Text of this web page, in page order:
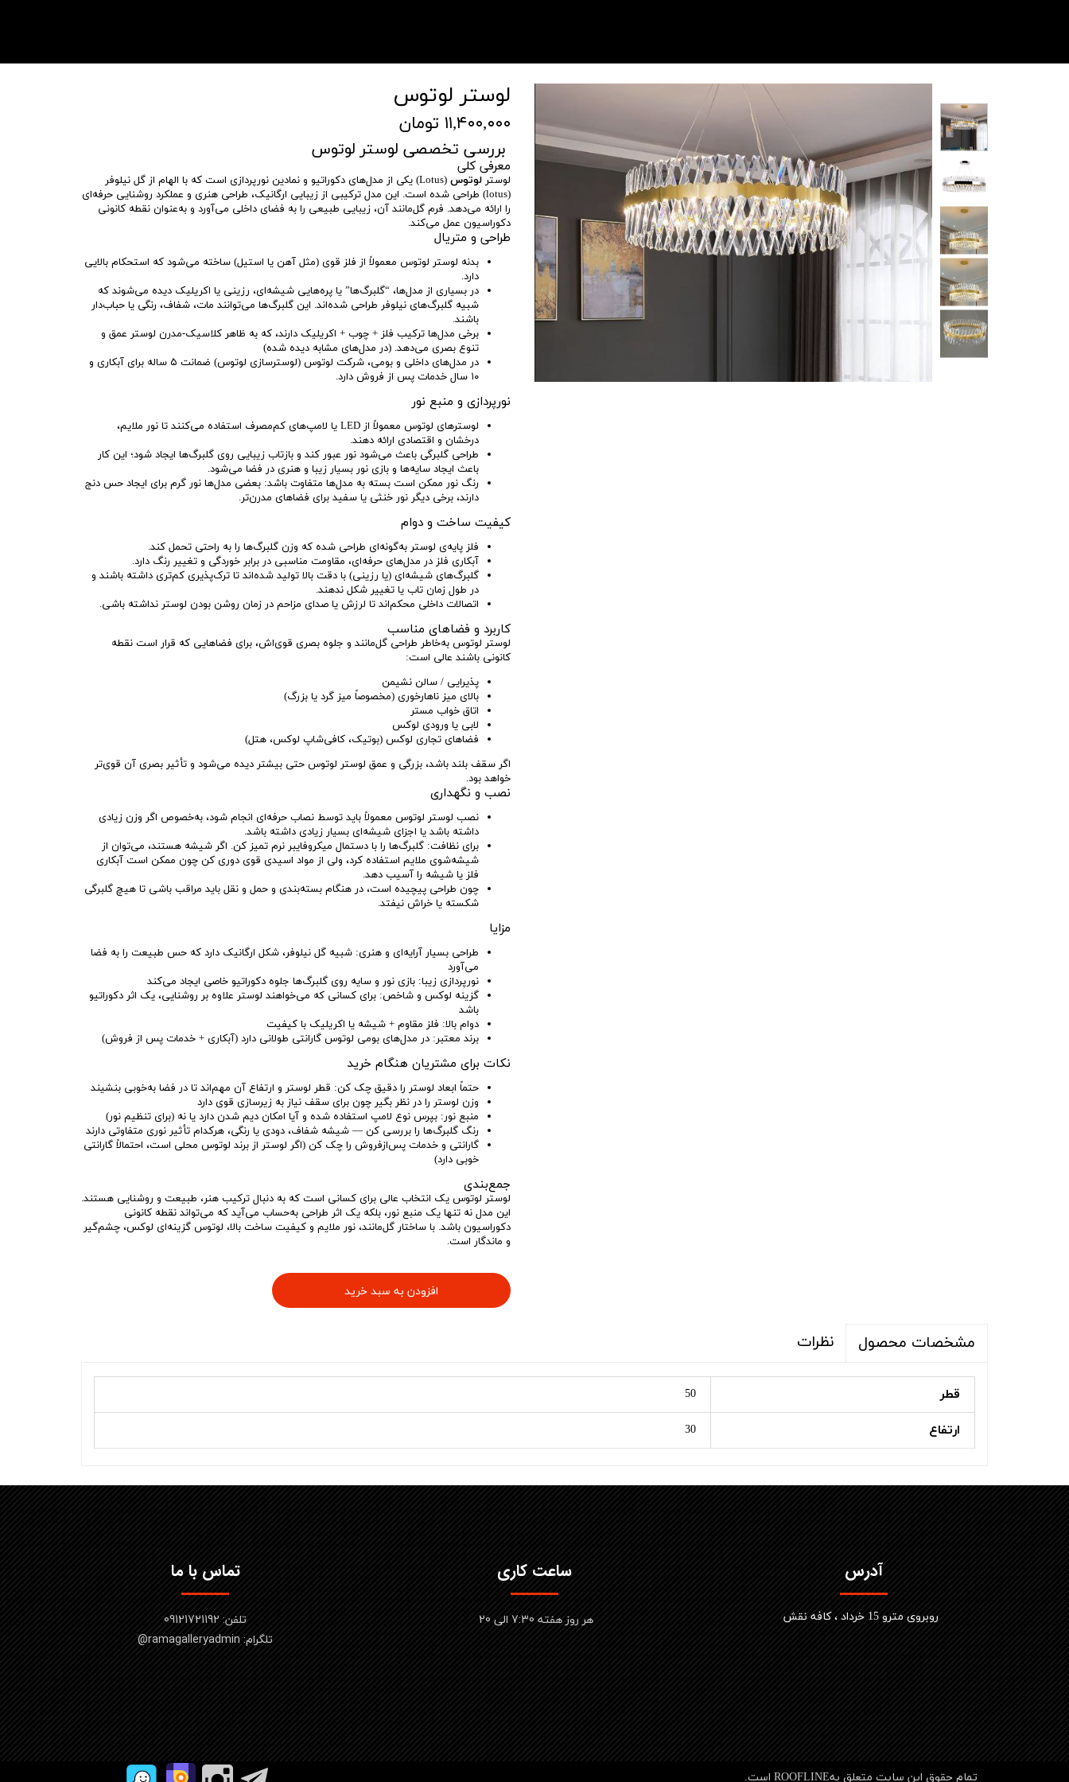
لوستر لوتوس
۱۱,۴۰۰,۰۰۰ تومان
بررسی تخصصی لوستر لوتوس
معرفی کلی
لوستر لوتوس
(Lotus) یکی از مدل‌های دکوراتیو و نمادین نورپردازی است که با الهام از گل نیلوفر
(lotus) طراحی شده است. این مدل ترکیبی از زیبایی ارگانیک، طراحی هنری و عملکرد روشنایی حرفه‌ای
را ارائه می‌دهد. فرم گل‌مانند آن، زیبایی طبیعی را به فضای داخلی می‌آورد و به‌عنوان نقطه کانونی
دکوراسیون عمل می‌کند.
طراحی و متریال
بدنه لوستر لوتوس معمولاً از فلز قوی (مثل آهن یا استیل) ساخته می‌شود که استحکام بالایی
دارد.
در بسیاری از مدل‌ها، “گلبرگ‌ها” یا پره‌هایی شیشه‌ای، رزینی یا اکریلیک دیده می‌شوند که
شبیه گلبرگ‌های نیلوفر طراحی شده‌اند. این گلبرگ‌ها می‌توانند مات، شفاف، رنگی یا حباب‌دار
باشند.
برخی مدل‌ها ترکیب فلز + چوب + اکریلیک دارند، که به ظاهر کلاسیک-مدرن لوستر عمق و
تنوع بصری می‌دهد. (در مدل‌های مشابه دیده شده)
در مدل‌های داخلی و بومی، شرکت لوتوس (لوسترسازی لوتوس) ضمانت ۵ ساله برای آبکاری و
۱۰ سال خدمات پس از فروش دارد.
نورپردازی و منبع نور
لوسترهای لوتوس معمولاً از LED یا لامپ‌های کم‌مصرف استفاده می‌کنند تا نور ملایم،
درخشان و اقتصادی ارائه دهند.
طراحی گلبرگی باعث می‌شود نور عبور کند و بازتاب زیبایی روی گلبرگ‌ها ایجاد شود؛ این کار
باعث ایجاد سایه‌ها و بازی نور بسیار زیبا و هنری در فضا می‌شود.
رنگ نور ممکن است بسته به مدل‌ها متفاوت باشد: بعضی مدل‌ها نور گرم برای ایجاد حس دنج
دارند، برخی دیگر نور خنثی یا سفید برای فضاهای مدرن‌تر.
کیفیت ساخت و دوام
فلز پایه‌ی لوستر به‌گونه‌ای طراحی شده که وزن گلبرگ‌ها را به راحتی تحمل کند.
آبکاری فلز در مدل‌های حرفه‌ای، مقاومت مناسبی در برابر خوردگی و تغییر رنگ دارد.
گلبرگ‌های شیشه‌ای (یا رزینی) با دقت بالا تولید شده‌اند تا ترک‌پذیری کم‌تری داشته باشند و
در طول زمان تاب یا تغییر شکل ندهند.
اتصالات داخلی محکم‌اند تا لرزش یا صدای مزاحم در زمان روشن بودن لوستر نداشته باشی.
کاربرد و فضاهای مناسب
لوستر لوتوس به‌خاطر طراحی گل‌مانند و جلوه بصری قوی‌اش، برای فضاهایی که قرار است نقطه
کانونی باشند عالی است:
پذیرایی / سالن نشیمن
بالای میز ناهارخوری (مخصوصاً میز گرد یا بزرگ)
اتاق خواب مستر
لابی یا ورودی لوکس
فضاهای تجاری لوکس (بوتیک، کافی‌شاپ لوکس، هتل)
اگر سقف بلند باشد، بزرگی و عمق لوستر لوتوس حتی بیشتر دیده می‌شود و تأثیر بصری آن قوی‌تر
خواهد بود.
نصب و نگهداری
نصب لوستر لوتوس معمولاً باید توسط نصاب حرفه‌ای انجام شود، به‌خصوص اگر وزن زیادی
داشته باشد یا اجزای شیشه‌ای بسیار زیادی داشته باشد.
برای نظافت: گلبرگ‌ها را با دستمال میکروفایبر نرم تمیز کن. اگر شیشه هستند، می‌توان از
شیشه‌شوی ملایم استفاده کرد، ولی از مواد اسیدی قوی دوری کن چون ممکن است آبکاری
فلز یا شیشه را آسیب دهد.
چون طراحی پیچیده است، در هنگام بسته‌بندی و حمل و نقل باید مراقب باشی تا هیچ گلبرگی
شکسته یا خراش نیفتد.
مزایا
طراحی بسیار آرایه‌ای و هنری: شبیه گل نیلوفر، شکل ارگانیک دارد که حس طبیعت را به فضا
می‌آورد
نورپردازی زیبا: بازی نور و سایه روی گلبرگ‌ها جلوه دکوراتیو خاصی ایجاد می‌کند
گزینه لوکس و شاخص: برای کسانی که می‌خواهند لوستر علاوه بر روشنایی، یک اثر دکوراتیو
باشد
دوام بالا: فلز مقاوم + شیشه یا اکریلیک با کیفیت
برند معتبر: در مدل‌های بومی لوتوس گارانتی طولانی دارد (آبکاری + خدمات پس از فروش)
نکات برای مشتریان هنگام خرید
حتماً ابعاد لوستر را دقیق چک کن: قطر لوستر و ارتفاع آن مهم‌اند تا در فضا به‌خوبی بنشیند
وزن لوستر را در نظر بگیر چون برای سقف نیاز به زیرسازی قوی دارد
منبع نور: بپرس نوع لامپ استفاده شده و آیا امکان دیم شدن دارد یا نه (برای تنظیم نور)
رنگ گلبرگ‌ها را بررسی کن — شیشه شفاف، دودی یا رنگی، هرکدام تأثیر نوری متفاوتی دارند
گارانتی و خدمات پس‌از‌فروش را چک کن (اگر لوستر از برند لوتوس محلی است، احتمالاً گارانتی
خوبی دارد)
جمع‌بندی
لوستر لوتوس یک انتخاب عالی برای کسانی است که به دنبال ترکیب هنر، طبیعت و روشنایی هستند.
این مدل نه تنها یک منبع نور، بلکه یک اثر طراحی به‌حساب می‌آید که می‌تواند نقطه کانونی
دکوراسیون باشد. با ساختار گل‌مانند، نور ملایم و کیفیت ساخت بالا، لوتوس گزینه‌ای لوکس، چشم‌گیر
و ماندگار است.
افزودن به سبد خرید
مشخصات محصول نظرات
قطر 50
ارتفاع 30
آدرس
​روبروی مترو 15 خرداد ، کافه نقش
ساعت کاری
هر روز هفته 7:30 الی 20
تماس با ما
تلفن: 09121721192
تلگرام: ramagalleryadmin@
تمام حقوق این سایت متعلق بهROOFLINE است.